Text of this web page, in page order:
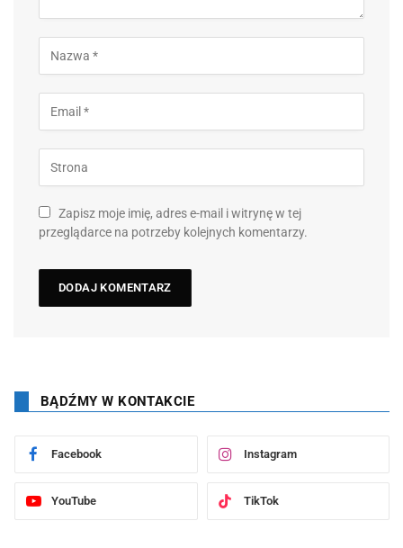
Zapisz moje imię, adres e-mail i witrynę w tej
przeglądarce na potrzeby kolejnych komentarzy.
BĄDŹMY W KONTAKCIE
Facebook Instagram
YouTube TikTok